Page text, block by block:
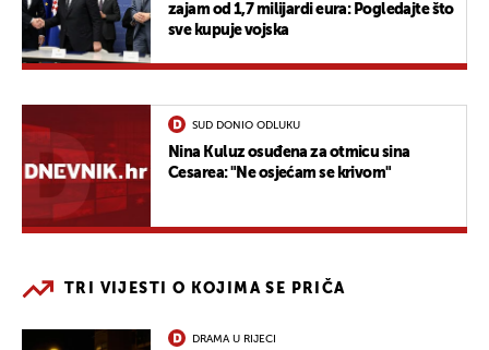
zajam od 1,7 milijardi eura: Pogledajte što
sve kupuje vojska
SUD DONIO ODLUKU
Nina Kuluz osuđena za otmicu sina
Cesarea: "Ne osjećam se krivom"
TRI VIJESTI O KOJIMA SE PRIČA
DRAMA U RIJECI